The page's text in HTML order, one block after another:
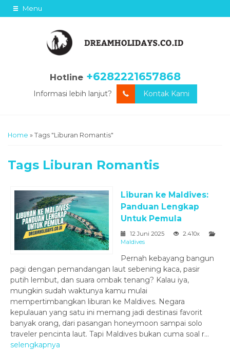
Menu
Hotline +6282221657868
Informasi lebih lanjut? Kontak Kami
Home » Tags "Liburan Romantis"
Tags Liburan Romantis
Liburan ke Maldives:
Panduan Lengkap
Untuk Pemula
12 Juni 2025
2.410x
Maldives
Pernah kebayang bangun
pagi dengan pemandangan laut sebening kaca, pasir
putih lembut, dan suara ombak tenang? Kalau iya,
mungkin sudah waktunya kamu mulai
mempertimbangkan liburan ke Maldives. Negara
kepulauan yang satu ini memang jadi destinasi favorit
banyak orang, dari pasangan honeymoon sampai solo
traveler pencinta laut. Tapi Maldives bukan cuma soal r...
selengkapnya